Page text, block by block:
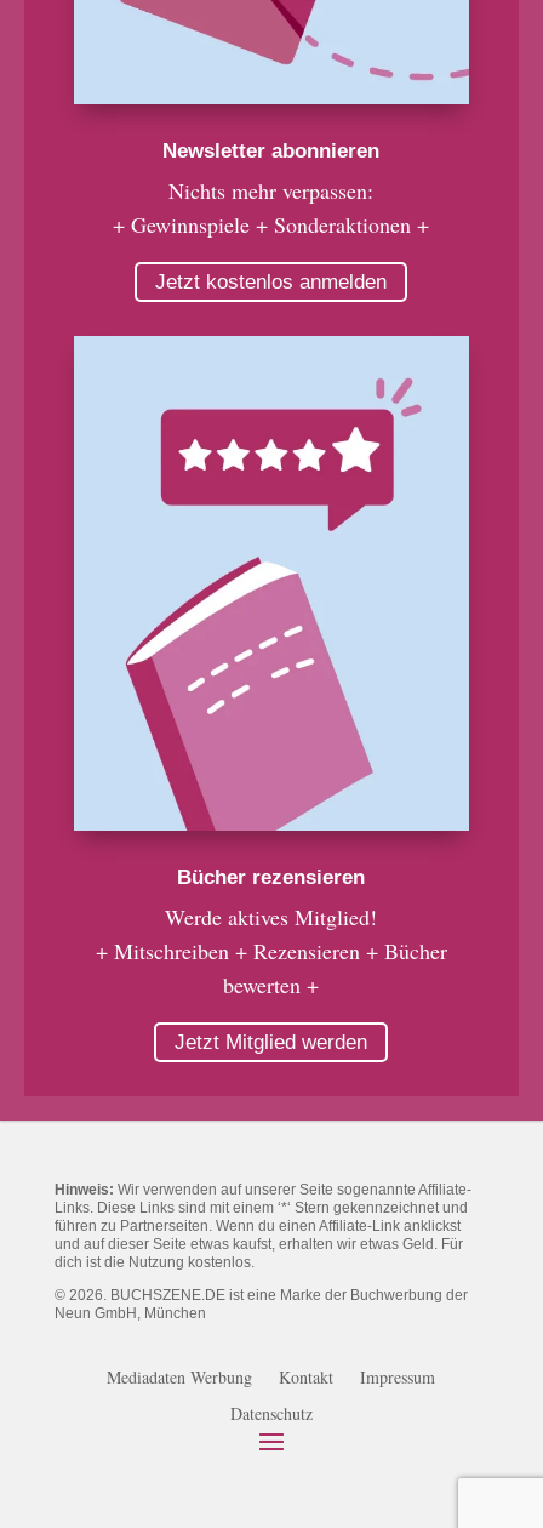
Newsletter abonnieren
Nichts mehr verpassen:
+ Gewinnspiele + Sonderaktionen +
Jetzt kostenlos anmelden
Bücher rezensieren
Werde aktives Mitglied!
+ Mitschreiben + Rezensieren + Bücher
bewerten +
Jetzt Mitglied werden
Hinweis: Wir verwenden auf unserer Seite sogenannte Affiliate-
Links. Diese Links sind mit einem ‘*‘ Stern gekennzeichnet und
führen zu Partnerseiten. Wenn du einen Affiliate-Link anklickst
und auf dieser Seite etwas kaufst, erhalten wir etwas Geld. Für
dich ist die Nutzung kostenlos.
© 2026. BUCHSZENE.DE ist eine Marke der Buchwerbung der
Neun GmbH, München
Mediadaten Werbung Kontakt
Impressum
Datenschutz